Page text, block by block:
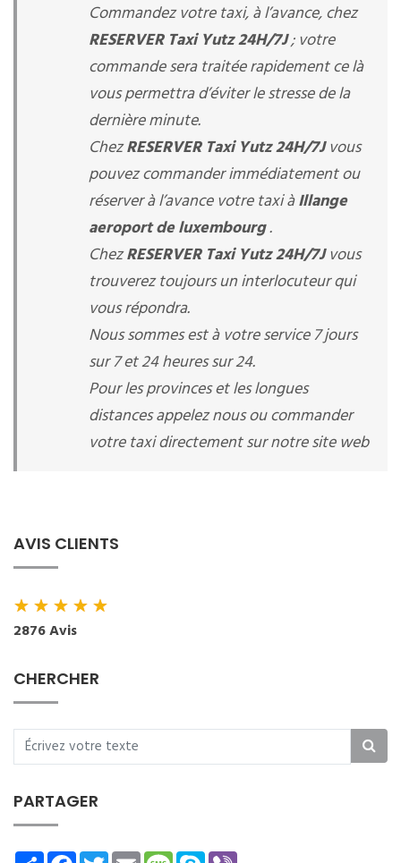
Commandez votre taxi, à l’avance, chez
RESERVER Taxi Yutz 24H/7J; votre
commande sera traitée rapidement ce là
vous permettra d’éviter le stresse de la
dernière minute.
ChezRESERVER Taxi Yutz 24H/7Jvous
pouvez commander immédiatement ou
réserver à l’avance votre taxi àIllange
aeroport de luxembourg.
ChezRESERVER Taxi Yutz 24H/7Jvous
trouverez toujours un interlocuteur qui
vous répondra.
Nous sommes est à votre service 7 jours
sur 7 et 24 heures sur 24.
Pour les provinces et les longues
distances appelez nous ou commander
votre taxi directement sur notre site web
AVIS CLIENTS
★★★★★
2876 Avis
CHERCHER
PARTAGER